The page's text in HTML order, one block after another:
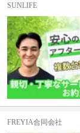
SUNLIFE
FREYIA合同会社